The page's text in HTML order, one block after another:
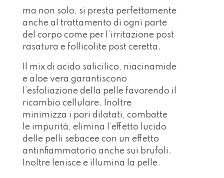
ma non solo, si presta perfettamente
anche al trattamento di ogni parte
del corpo come per l’irritazione post
rasatura e follicolite post ceretta.
Il mix di acido salicilico, niacinamide
e aloe vera garantiscono
l’esfoliazione della pelle favorendo il
ricambio cellulare. Inoltre
minimizza i pori dilatati, combatte
le impurità, elimina l’effetto lucido
delle pelli sebacee con un effetto
antinfiammatorio anche sui brufoli.
Inoltre lenisce e illumina la pelle.